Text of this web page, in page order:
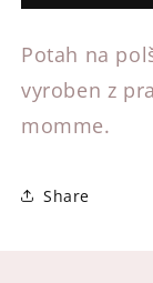
vráskový
classic
Potah na
vyroben z
momme.
Share